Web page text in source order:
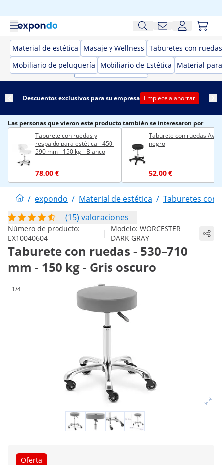
Material de estética Masaje y Wellness Taburetes con
Mobiliario de peluquería
Mobiliario de Estética Material
Descuentos exclusivos para su empresa Empiece a ahorrar
Las personas que vieron este producto también se interesaron por
Taburete con ruedas y
respaldo para estética - 450-
590 mm - 150 kg - Blanco
78,00 €
Taburete con ruedas
negro
52,00 €
/ expondo / Material de estética / Taburetes con
(15) valoraciones
Número de producto:
EX10040604
| Modelo:WORCESTER
DARK GRAY
Taburete con ruedas - 530–710
mm - 150 kg - Gris oscuro
1/4
Oferta